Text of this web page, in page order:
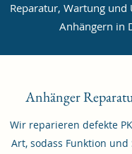
Reparatur, Wartung und
Anhängern in
Anhänger
Wir reparieren defekte
Art, sodass Funktion